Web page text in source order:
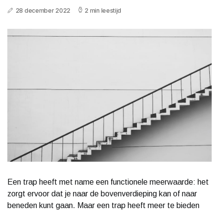
28 december 2022 2 min leestijd
Een trap heeft met name een functionele meerwaarde: het
zorgt ervoor dat je naar de bovenverdieping kan of naar
beneden kunt gaan. Maar een trap heeft meer te bieden